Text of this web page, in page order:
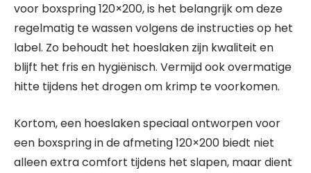
voor boxspring 120×200, is het belangrijk om deze
regelmatig te wassen volgens de instructies op het
label. Zo behoudt het hoeslaken zijn kwaliteit en
blijft het fris en hygiënisch. Vermijd ook overmatige
hitte tijdens het drogen om krimp te voorkomen.
Kortom, een hoeslaken speciaal ontworpen voor
een boxspring in de afmeting 120×200 biedt niet
alleen extra comfort tijdens het slapen, maar dient